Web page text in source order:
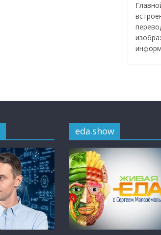
eda.show